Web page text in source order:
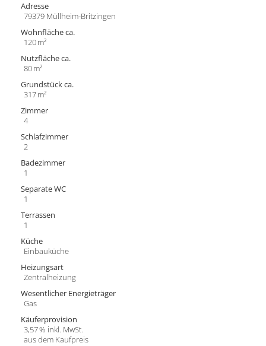
Adresse
79379 Müllheim-Britzingen
Wohnfläche ca.
120 m²
Nutzfläche ca.
80 m²
Grund­stück ca.
317 m²
Zimmer
4
Schlafzimmer
2
Badezimmer
1
Separate WC
1
Terrassen
1
Küche
Einbauküche
Heizungsart
Zentralheizung
Wesentlicher Energieträger
Gas
Käufer­provision
3,57 % inkl. MwSt.
aus dem Kaufpreis